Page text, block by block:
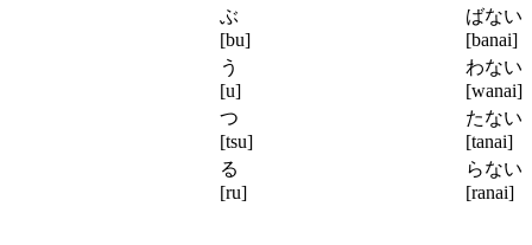
ぶ
[bu]
ばな
[banai]
う
[u]
わな
[wanai]
つ
[tsu]
たな
[tanai]
る
[ru]
らな
[ranai]